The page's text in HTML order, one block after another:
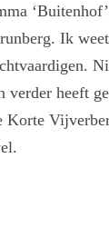
Ik
verder heeft
Korte